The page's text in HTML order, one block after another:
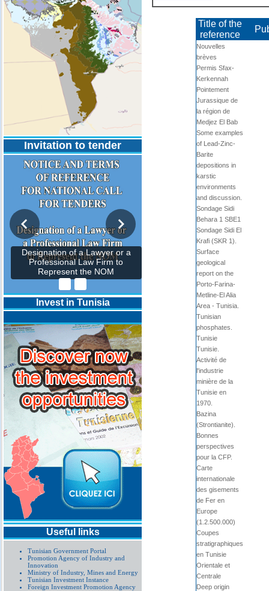
Invitation to tender
Designation of a Lawyer or a
Professional Law Firm to
Represent the NOM
Invest in Tunisia
Useful links
Tunisian Government Portal
Promotion Agency of Industry and
Innovation
Ministry of Industry, Mines and Energy
Tunisian Investment Instance
Foreign Investment Promotion Agency
Title of the
reference
Nouvelles
brèves
Permis Sfax-
Kerkennah
Pointement
Jurassique de
la région de
Medjez El Bab
Some examples
of Lead-Zinc-
Barite
depositions in
karstic
environments
and discussion.
Sondage Sidi
Behara 1 SBE1
Sondage Sidi El
Krafi (SKR 1).
Surface
geological
report on the
Porto-Farina-
Metline-El Alia
Area - Tunisia.
Tunisian
phosphates.
Tunisie
Tunisie.
Activité de
l'industrie
minière de la
Tunisie en
1970.
Bazina
(Strontianite).
Bonnes
perspectives
pour la CFP.
Carte
internationale
des gisements
de Fer en
Europe
(1.2.500.000)
Coupes
stratigraphiques
en Tunisie
Orientale et
Centrale
Deep origin